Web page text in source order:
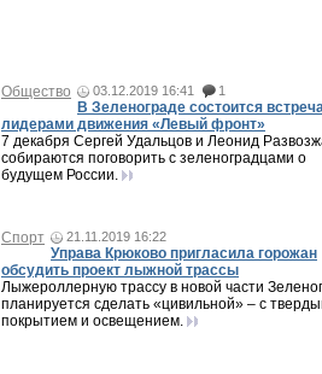
Общество 03.12.2019 16:41 1
В Зеленограде состоится
лидерами движения «Левый фронт»
7 декабря Сергей Удальцов и Леонид
собираются поговорить с зеленоградцами о
будущем России.
Спорт 21.11.2019 16:22
Управа Крюково пригласила горожан
обсудить проект лыжной трассы
Лыжероллерную трассу в новой части
планируется сделать «цивильной» – с
покрытием и освещением.